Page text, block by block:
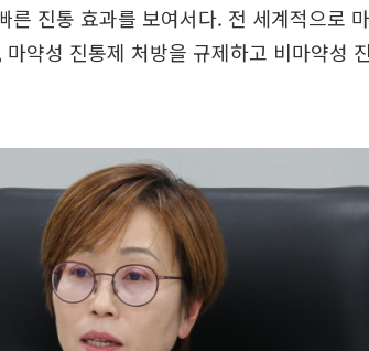
른 진통 효과를 보여서다. 전 세계적으로
약성 진통제 처방을 규제하고 비마약성